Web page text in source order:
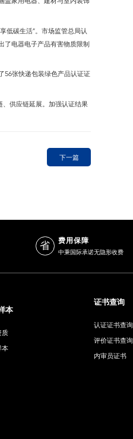
低碳生活”。市场监管总局认
了电器电子产品有害物质限制
张快递包装绿色产品认证证
供应链延展。加强认证结果
下一篇
省 费用保障
中秉国际承诺无隐形收费
本
质
本
证书查询
认证证书查询
评价证书查询
内审员证书